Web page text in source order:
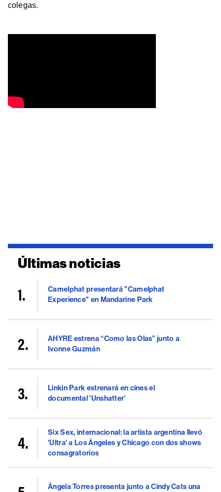
colegas.
Últimas noticias
Camelphat presentará "Camelphat
Experience" en Mandarine Park
AHYRE estrena “Como las Olas” junto a
Ivonne Guzmán
Linkin Park estrenará en cines el
documental 'Unshatter'
Six Sex, internacional: la artista argentina llevó
'Ultra' a Los Ángeles y Chicago con dos shows
consagratorios
Ángela Torres presenta junto a Cindy Cats una